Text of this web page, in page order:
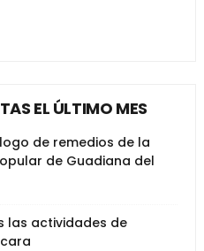
EL ÚLTIMO MES
de remedios de la
de Guadiana del
las actividades de